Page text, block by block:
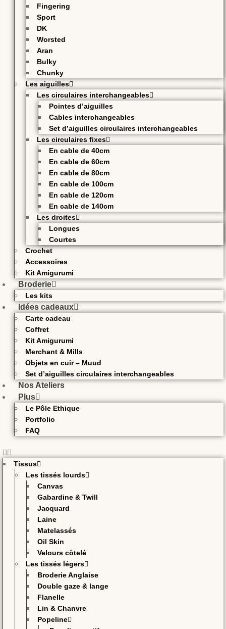
Fingering
Sport
DK
Worsted
Aran
Bulky
Chunky
Les aiguilles
Les circulaires interchangeables
Pointes d’aiguilles
Cables interchangeables
Set d’aiguilles circulaires interchangeables
Les circulaires fixes
En cable de 40cm
En cable de 60cm
En cable de 80cm
En cable de 100cm
En cable de 120cm
En cable de 140cm
Les droites
Longues
Courtes
Crochet
Accessoires
Kit Amigurumi
Broderie
Les kits
Idées cadeaux
Carte cadeau
Coffret
Kit Amigurumi
Merchant & Mills
Objets en cuir – Muud
Set d’aiguilles circulaires interchangeables
Nos Ateliers
Plus
Le Pôle Ethique
Portfolio
FAQ
Tissus
Les tissés lourds
Canvas
Gabardine & Twill
Jacquard
Laine
Matelassés
Oil Skin
Velours côtelé
Les tissés légers
Broderie Anglaise
Double gaze & lange
Flanelle
Lin & Chanvre
Popeline